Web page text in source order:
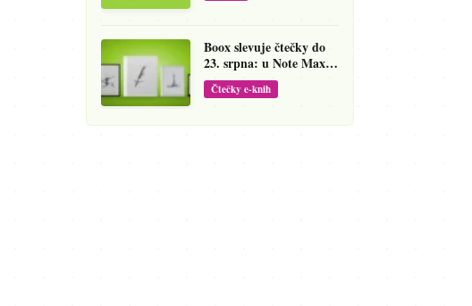
Boox slevuje čtečky do
23. srpna: u Note Maxu
jde cena dolů o 138 eur
Čtečky e-knih